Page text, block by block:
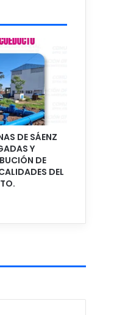
DE SÁENZ
Y
DE
DEL